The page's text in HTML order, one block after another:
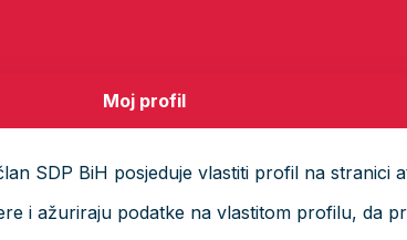
Moj profil
SDP BiH posjeduje vlastiti profil na stranici
i ažuriraju podatke na vlastitom profilu, da